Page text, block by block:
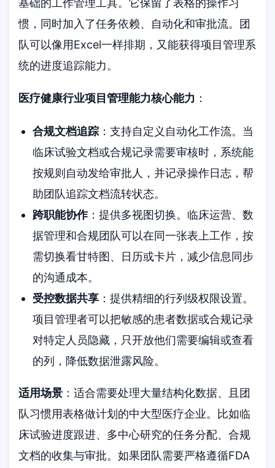
惯，同时加入了任务依赖、自动化和审批流。团
队可以像用Excel一样排期，又能获得项目管理系
统的进度追踪能力。
医疗健康行业项目管理能力核心能力 ：
合规文档追踪：支持自定义自动化工作流。当
临床试验文档或合规记录需要审核时，系统能
按规则自动发给审批人，并记录操作日志，帮
助团队追踪文档流转状态。
跨职能协作：提供多视图切换。临床运营、数
据管理和合规团队可以在同一张表上工作，按
需切换看甘特图、日历或卡片，减少信息同步
的沟通成本。
受控数据共享：提供精细的行列级权限设置。
项目管理者可以把敏感的患者数据或合规记录
对特定人员隐藏，只开放他们需要编辑或查看
的列，降低数据泄露风险。
适用场景 ：适合需要处理大量结构化数据、且团
队习惯用表格做计划的中大型医疗企业。比如临
床试验进度跟进、多中心研究的任务分配、合规
文档的收集与审批。如果团队需要严格遵循FDA